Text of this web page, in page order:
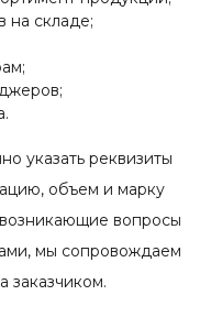
на складе;
указать реквизиты
объем и марку
вопросы
мы сопровождаем
заказчиком.